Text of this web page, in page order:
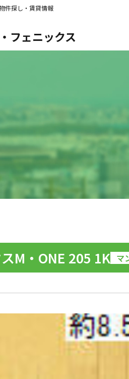
件探し・賃貸情報
フェニックス
M・ONE 205 1K マ